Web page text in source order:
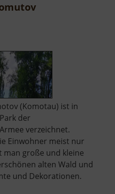
(Komotau) ist in
der
verzeichnet.
Einwohner meist nur
man große und kleine
alten Wald und
und Dekorationen.